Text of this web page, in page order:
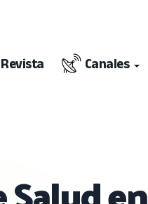
Revista Canales